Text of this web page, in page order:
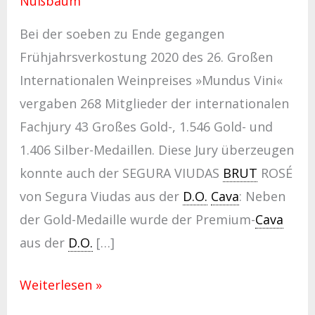
Bei der soeben zu Ende gegangen
Frühjahrsverkostung 2020 des 26. Großen
Internationalen Weinpreises »Mundus Vini«
vergaben 268 Mitglieder der internationalen
Fachjury 43 Großes Gold-, 1.546 Gold- und
1.406 Silber-Medaillen. Diese Jury überzeugen
konnte auch der SEGURA VIUDAS BRUT ROSÉ
von Segura Viudas aus der D.O. Cava: Neben
der Gold-Medaille wurde der Premium-Cava
aus der D.O. […]
Weiterlesen »